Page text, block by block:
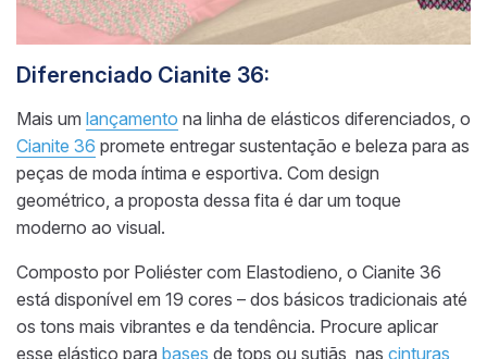
Diferenciado Cianite 36:
Mais um lançamento na linha de elásticos diferenciados, o
Cianite 36 promete entregar sustentação e beleza para as
peças de moda íntima e esportiva. Com design
geométrico, a proposta dessa fita é dar um toque
moderno ao visual.
Composto por Poliéster com Elastodieno, o Cianite 36
está disponível em 19 cores – dos básicos tradicionais até
os tons mais vibrantes e da tendência. Procure aplicar
esse elástico para bases de tops ou sutiãs, nas cinturas